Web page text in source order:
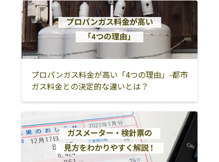
プロパンガス料金が高い「4つの理由」-都市
ガス料金との決定的な違いとは？